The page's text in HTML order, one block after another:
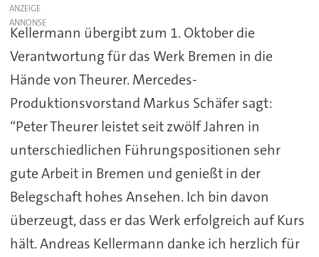
ANZEIGE
Kellermann übergibt zum 1. Oktober die
Verantwortung für das Werk Bremen in die
Hände von Theurer. Mercedes-
Produktionsvorstand Markus Schäfer sagt:
“Peter Theurer leistet seit zwölf Jahren in
unterschiedlichen Führungspositionen sehr
gute Arbeit in Bremen und genießt in der
Belegschaft hohes Ansehen. Ich bin davon
überzeugt, dass er das Werk erfolgreich auf Kurs
hält. Andreas Kellermann danke ich herzlich für